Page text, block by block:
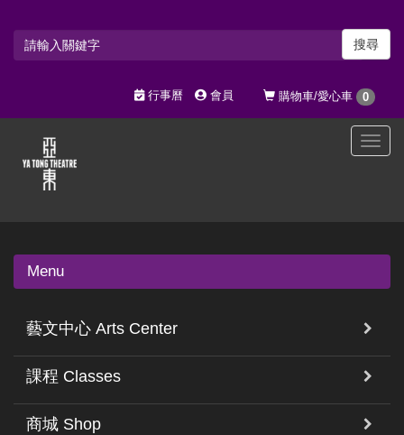
搜尋
購物車/愛心車 0
行事曆 會員
選
Menu
藝文中心 Arts Center
課程 Classes
商城 Shop